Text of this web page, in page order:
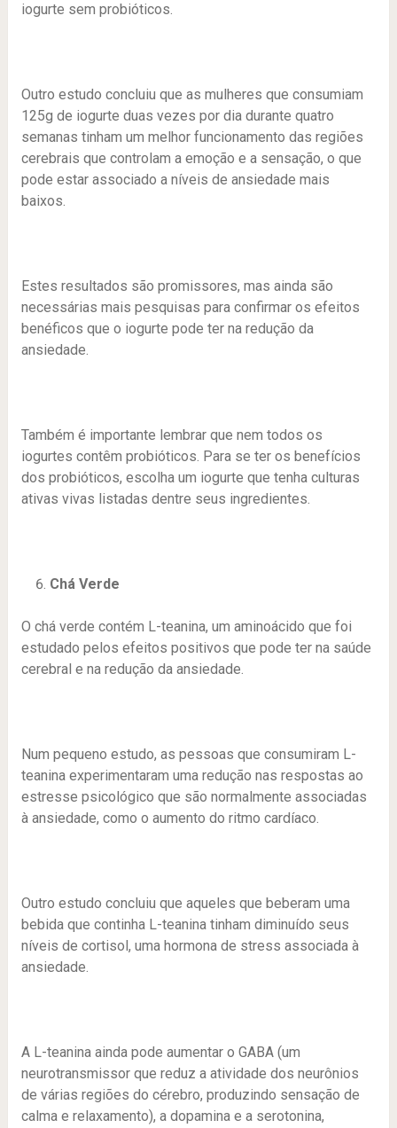
iogurte sem probióticos.
Outro estudo concluiu que as mulheres que consumiam
125g de iogurte duas vezes por dia durante quatro
semanas tinham um melhor funcionamento das regiões
cerebrais que controlam a emoção e a sensação, o que
pode estar associado a níveis de ansiedade mais
baixos.
Estes resultados são promissores, mas ainda são
necessárias mais pesquisas para confirmar os efeitos
benéficos que o iogurte pode ter na redução da
ansiedade.
Também é importante lembrar que nem todos os
iogurtes contêm probióticos. Para se ter os benefícios
dos probióticos, escolha um iogurte que tenha culturas
ativas vivas listadas dentre seus ingredientes.
Chá Verde
O chá verde contém L-teanina, um aminoácido que foi
estudado pelos efeitos positivos que pode ter na saúde
cerebral e na redução da ansiedade.
Num pequeno estudo, as pessoas que consumiram L-
teanina experimentaram uma redução nas respostas ao
estresse psicológico que são normalmente associadas
à ansiedade, como o aumento do ritmo cardíaco.
Outro estudo concluiu que aqueles que beberam uma
bebida que continha L-teanina tinham diminuído seus
níveis de cortisol, uma hormona de stress associada à
ansiedade.
A L-teanina ainda pode aumentar o GABA (um
neurotransmissor que reduz a atividade dos neurônios
de várias regiões do cérebro, produzindo sensação de
calma e relaxamento), a dopamina e a serotonina,